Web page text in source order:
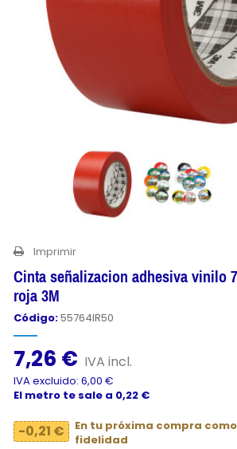
Imprimir
Cinta señalizacion adhesiva vinilo
roja 3M
Código:55764IR50
7,26 € IVA incl.
IVA excluido: 6,00 €
El metro te sale a 0,22 €
-0,21 €
En tu próxima compra
fidelidad